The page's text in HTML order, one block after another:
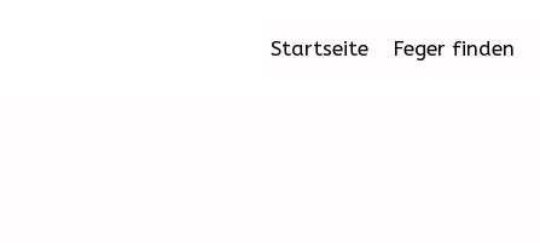
Startseite Feger finden